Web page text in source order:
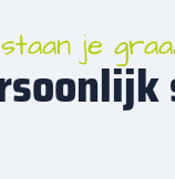
je